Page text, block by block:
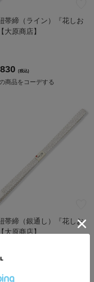
帯締（ライン）『花しお
大原商店】
(税込)
商品をコーデする
帯締（銀通し）『花しお
大原商店】